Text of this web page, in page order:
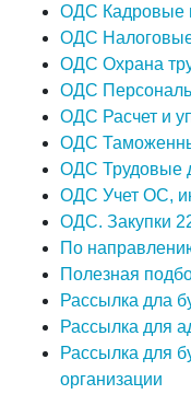
ОДС Кадровые
ОДС
ОДС Охрана
ОДС
ОДС Расчет и
ОДС
ОДС Трудовые
ОДС Учет ОС,
ОДС. Закупки
По
Полезная
Рассылка дла
Рассылка для
Рассылка для
организации